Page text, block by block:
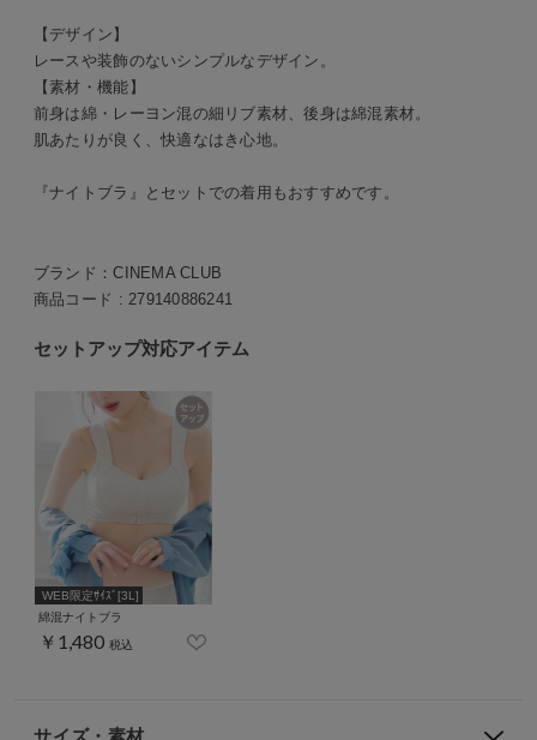
【デザイン】
レースや装飾のないシンプルなデザイン。
【素材・機能】
前身は綿・レーヨン混の細リブ素材、後身は綿混素材。
肌あたりが良く、快適なはき心地。
『ナイトブラ』とセットでの着用もおすすめです。
ブランド：CINEMA CLUB
商品コード :279140886241
セットアップ対応アイテム
WEB限定ｻｲｽﾞ[3L]
綿混ナイトブラ
￥1,480 税込
サイズ・素材